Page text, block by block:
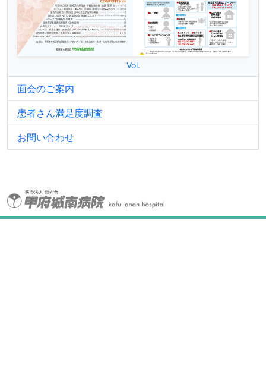
Vol.
面会のご案内
患者さん満足度調査
お問い合わせ